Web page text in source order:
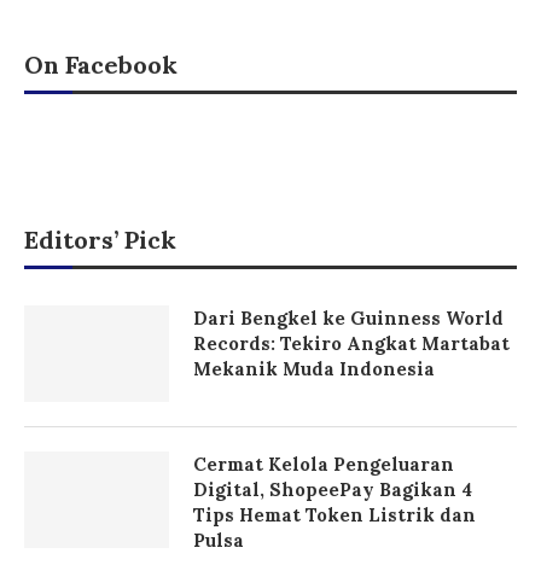
On Facebook
Editors’ Pick
Dari Bengkel ke Guinness World
Records: Tekiro Angkat Martabat
Mekanik Muda Indonesia
Cermat Kelola Pengeluaran
Digital, ShopeePay Bagikan 4
Tips Hemat Token Listrik dan
Pulsa